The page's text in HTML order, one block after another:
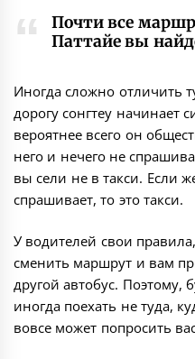
Почти все
Паттайе вы
Иногда сложно отличить
дорогу сонгтеу начинает
вероятнее всего он
него и нечего не
вы сели не в такси. Если
спрашивает, то это такси.
У водителей свои
сменить маршрут и вам
другой автобус. Поэтому,
иногда поехать не туда,
вовсе может попросить